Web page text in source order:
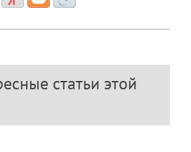
статьи этой